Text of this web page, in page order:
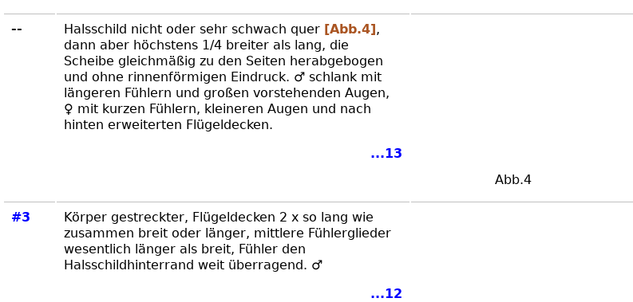
-- Halsschild nicht oder sehr schwach quer [Abb.4],
dann aber höchstens 1/4 breiter als lang, die
Scheibe gleichmäßig zu den Seiten herabgebogen
und ohne rinnenförmigen Eindruck. ♂ schlank mit
längeren Fühlern und großen vorstehenden Augen,
♀ mit kurzen Fühlern, kleineren Augen und nach
hinten erweiterten Flügeldecken.
...13
Abb.4
#3
Körper gestreckter, Flügeldecken 2 x so lang wie
zusammen breit oder länger, mittlere Fühlerglieder
wesentlich länger als breit, Fühler den
Halsschildhinterrand weit überragend. ♂
...12